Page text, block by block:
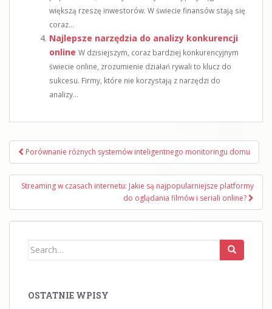
większą rzeszę inwestorów. W świecie finansów stają się
coraz...
Najlepsze narzędzia do analizy konkurencji
online W dzisiejszym, coraz bardziej konkurencyjnym
świecie online, zrozumienie działań rywali to klucz do
sukcesu. Firmy, które nie korzystają z narzędzi do
analizy...
Nawigacja
wpisu
Porównanie różnych systemów inteligentnego monitoringu domu
Streaming w czasach internetu: Jakie są najpopularniejsze platformy
do oglądania filmów i seriali online?
Search
OSTATNIE WPISY